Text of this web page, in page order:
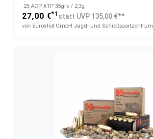
.25 ACP XTP 35grs / 2,3g
27,00 €*1 statt UVP 135,00 €**
von Euroshot GmbH Jagd- und Schießsportzentrum